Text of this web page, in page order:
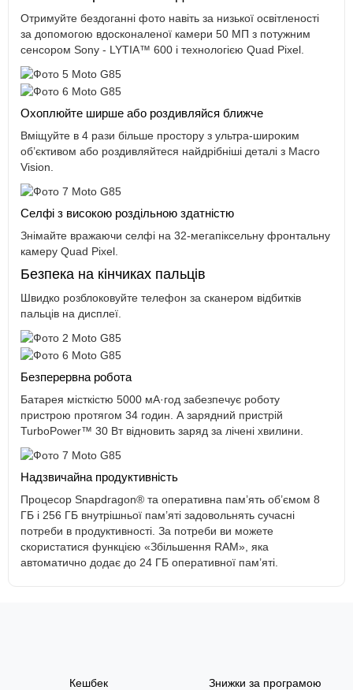
Отримуйте бездоганні фото навіть за низької освітленості
за допомогою вдосконаленої камери 50 МП з потужним
сенсором Sony - LYTIA™ 600 і технологією Quad Pixel.
Охоплюйте ширше або роздивляйся ближче
Вміщуйте в 4 рази більше простору з ультра-широким
об’єктивом або роздивляйтеся найдрібніші деталі з Macro
Vision.
Селфі з високою роздільною здатністю
Знімайте вражаючи селфі на 32-мегапіксельну фронтальну
камеру Quad Pixel.
Безпека на кінчиках пальців
Швидко розблоковуйте телефон за сканером відбитків
пальців на дисплеї.
Безперервна робота
Батарея місткістю 5000 мА·год забезпечує роботу
пристрою протягом 34 годин. А зарядний пристрій
TurboPower™ 30 Вт відновить заряд за лічені хвилини.
Надзвичайна продуктивність
Процесор Snapdragon® та оперативна пам’ять об’ємом 8
ГБ і 256 ГБ внутрішньої пам’яті задовольнять сучасні
потреби в продуктивності. За потреби ви можете
скористатися функцією «Збільшення RAM», яка
автоматично додає до 24 ГБ оперативної пам’яті.
Кешбек
Знижки за програмою